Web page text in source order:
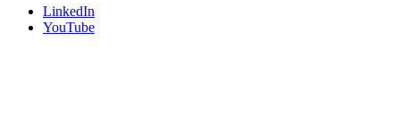
LinkedIn
YouTube